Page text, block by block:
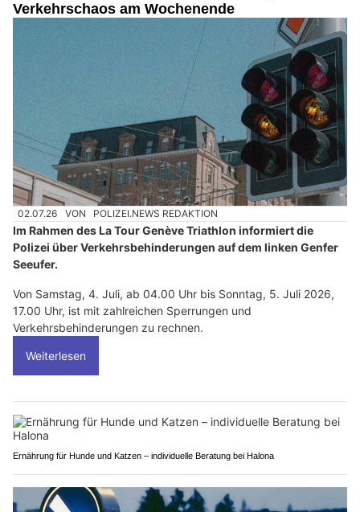
Verkehrschaos am Wochenende
02.07.26 VON POLIZEI.NEWS REDAKTION
Im Rahmen des La Tour Genève Triathlon informiert die
Polizei über Verkehrsbehinderungen auf dem linken Genfer
Seeufer.
Von Samstag, 4. Juli, ab 04.00 Uhr bis Sonntag, 5. Juli 2026,
17.00 Uhr, ist mit zahlreichen Sperrungen und
Verkehrsbehinderungen zu rechnen.
Weiterlesen
Ernährung für Hunde und Katzen – individuelle Beratung bei Halona